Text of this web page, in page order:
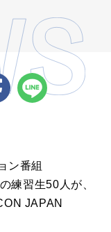
ン番組
練習生50人が、
JAPAN